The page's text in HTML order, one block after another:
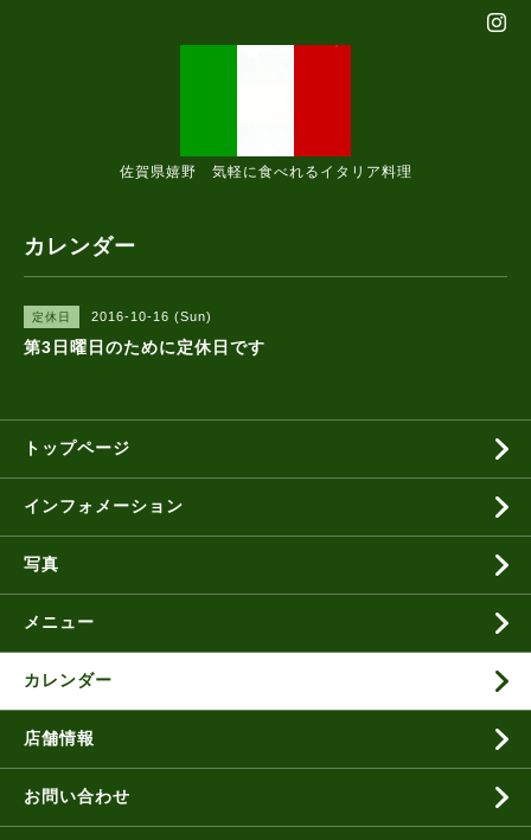
佐賀県嬉野 気軽に食べれるイタリア料理
カレンダー
定休日 2016-10-16 (Sun)
第3日曜日のために定休日です
トップページ
インフォメーション
写真
メニュー
カレンダー
店舗情報
お問い合わせ